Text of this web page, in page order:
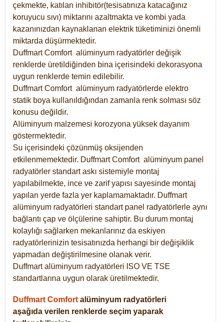
çekmekte, katılan inhibitör(tesisatınıza katacağınız
koruyucu sıvı) miktarını azaltmakta ve kombi yada
kazanınızdan kaynaklanan elektrik tüketiminizi önemli
miktarda düşürmektedir.
Duffmart Comfort alüminyum radyatörler değişik
renklerde üretildiğinden bina içerisindeki dekorasyona
uygun renklerde temin edilebilir.
DuffmartComfort alüminyum radyatörlerde elektro
statik boya kullanıldığından zamanla renk solması söz
konusu değildir.
Alüminyum malzemesi korozyona yüksek dayanım
göstermektedir.
Su içerisindeki çözünmüş oksijenden
etkilenmemektedir. DuffmartComfort alüminyum panel
radyatörler standart askı sistemiyle montaj
yapılabilmekte, ince ve zarif yapısı sayesinde montaj
yapılan yerde fazla yer kaplamamaktadır. Duffmart
alüminyum radyatörleri standart panel radyatörlerle aynı
bağlantı çap ve ölçülerine sahiptir. Bu durum montaj
kolaylığı sağlarken mekanlarınız da eskiyen
radyatörlerinizin tesisatınızda herhangi bir değişiklik
yapmadan değiştirilmesine olanak verir.
Duffmart alüminyum radyatörleri ISO VE TSE
standartlarına uygun olarak üretilmektedir.
Duffmart Comfort alüminyum radyatörleri
aşağıda verilen renklerde seçim yaparak